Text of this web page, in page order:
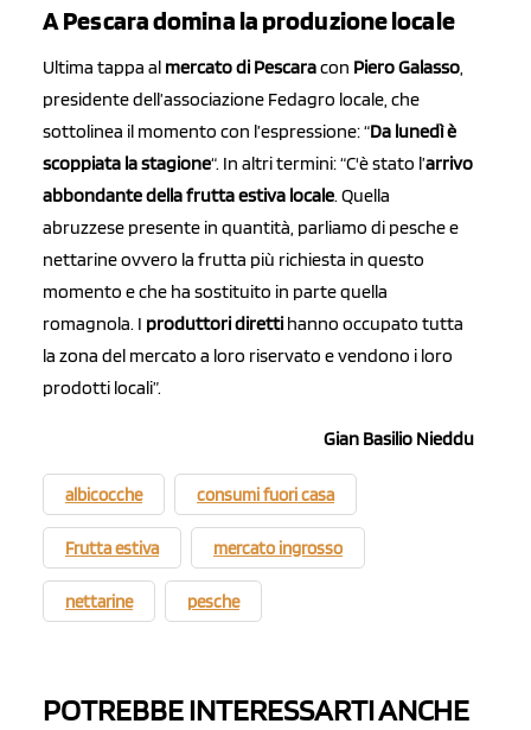
A Pescara domina la produzione locale
Ultima tappa al mercato di Pescaracon Piero Galasso,
presidente dell’associazione Fedagro locale, che
sottolinea il momento con l’espressione: “Da lunedì è
scoppiata la stagione“. In altri termini: “C'è stato l’arrivo
abbondante della frutta estiva locale. Quella
abruzzese presente in quantità, parliamo di pesche e
nettarine ovvero la frutta più richiesta in questo
momento e che ha sostituito in parte quella
romagnola. I produttori diretti hanno occupato tutta
la zona del mercato a loro riservato e vendono i loro
prodotti locali”.
Gian Basilio Nieddu
albicocche consumi fuori casa
Frutta estiva mercato ingrosso
nettarine pesche
POTREBBE INTERESSARTI ANCHE